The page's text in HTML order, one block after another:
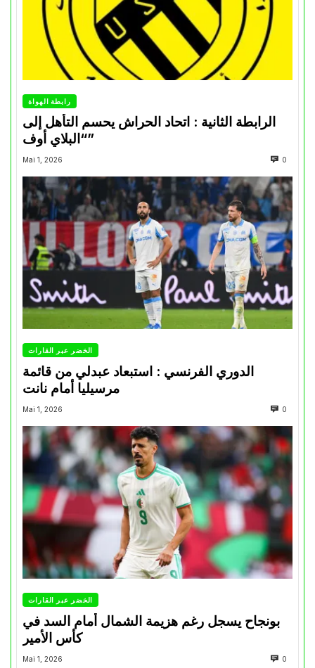
رابطة الهواة
الرابطة الثانية : اتحاد الحراش يحسم التأهل إلى
“البلاي أوف”
Mai 1, 2026 0
الخضر عبر القارات
الدوري الفرنسي : استبعاد عبدلي من قائمة
مرسيليا أمام نانت
Mai 1, 2026 0
الخضر عبر القارات
بونجاح يسجل رغم هزيمة الشمال أمام السد في
كأس الأمير
Mai 1, 2026 0